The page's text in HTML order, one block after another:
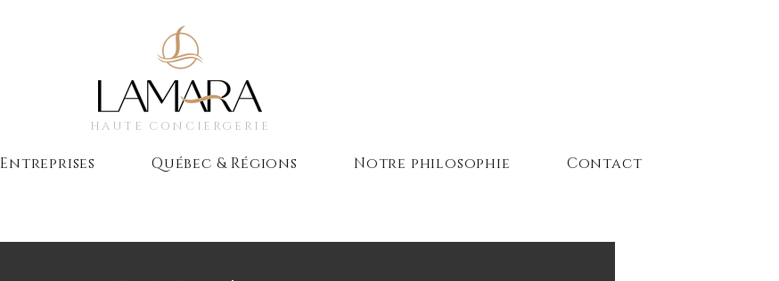
HAUTE CONCIERGERIE
Entreprises Québec & Régions Notre philosophie Contact